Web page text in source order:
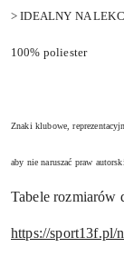
> IDEALNY NA
100% poliester
Znaki klubowe,
aby nie naruszać praw
Tabele rozmiarów
https://sport13f.pl/